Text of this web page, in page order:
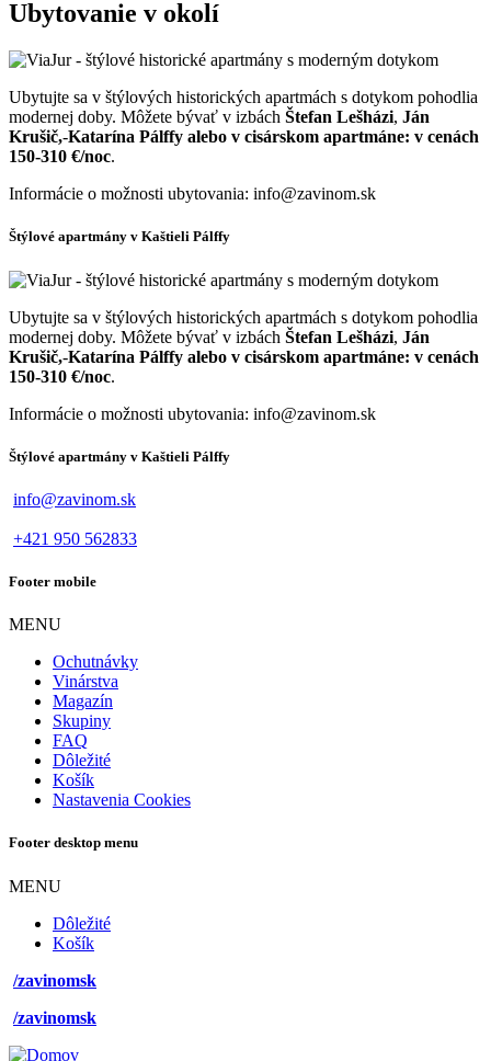
Ubytovanie v okolí
Ubytujte sa v štýlových historických apartmách s dotykom pohodlia
modernej doby. Môžete bývať v izbách Štefan Lešházi, Ján
Krušič,-Katarína Pálffy alebo v cisárskom apartmáne: v cenách
150-310 €/noc.
Informácie o možnosti ubytovania: info@zavinom.sk
Štýlové apartmány v Kaštieli Pálffy
Ubytujte sa v štýlových historických apartmách s dotykom pohodlia
modernej doby. Môžete bývať v izbách Štefan Lešházi, Ján
Krušič,-Katarína Pálffy alebo v cisárskom apartmáne: v cenách
150-310 €/noc.
Informácie o možnosti ubytovania: info@zavinom.sk
Štýlové apartmány v Kaštieli Pálffy
info@zavinom.sk
+421 950 562833
Footer mobile
MENU
Ochutnávky
Vinárstva
Magazín
Skupiny
FAQ
Dôležité
Košík
Nastavenia Cookies
Footer desktop menu
MENU
Dôležité
Košík
/zavinomsk
/zavinomsk